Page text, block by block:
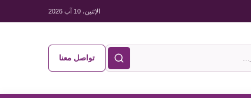
الإثنين، 10 آب 2026
تواصل معنا